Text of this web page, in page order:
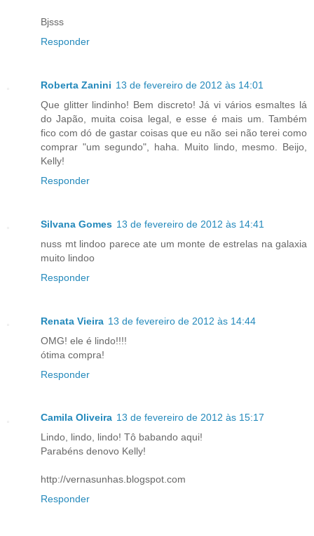
Bjsss
Responder
Roberta Zanini 13 de fevereiro de 2012 às 14:01
Que glitter lindinho! Bem discreto! Já vi vários esmaltes lá
do Japão, muita coisa legal, e esse é mais um. Também
fico com dó de gastar coisas que eu não sei não terei como
comprar "um segundo", haha. Muito lindo, mesmo. Beijo,
Kelly!
Responder
Silvana Gomes 13 de fevereiro de 2012 às 14:41
nuss mt lindoo parece ate um monte de estrelas na galaxia
muito lindoo
Responder
Renata Vieira 13 de fevereiro de 2012 às 14:44
OMG! ele é lindo!!!!
ótima compra!
Responder
Camila Oliveira 13 de fevereiro de 2012 às 15:17
Lindo, lindo, lindo! Tô babando aqui!
Parabéns denovo Kelly!
http://vernasunhas.blogspot.com
Responder